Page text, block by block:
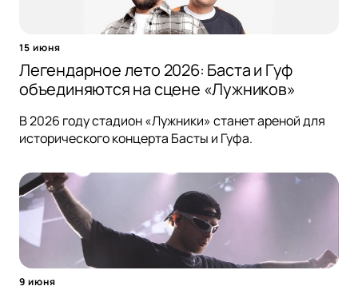
15 июня
Легендарное лето 2026: Баста и Гуф
объединяются на сцене «Лужников»
В 2026 году стадион «Лужники» станет ареной для
исторического концерта Басты и Гуфа.
9 июня